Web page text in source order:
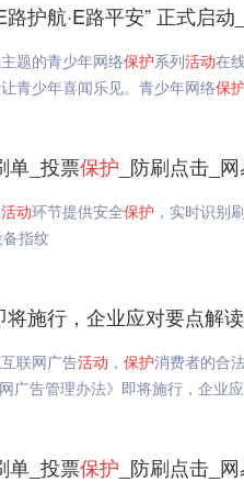
路护航·E路平安” 正式启
题的青少年网络保护系列活动在
青少年喜闻乐见。青少年网络保护
单_投票保护 _防刷点击_
活动环节提供安全保护 ，实时识别
指纹
将施行，企业应对要点解
联网广告活动 ， 保护消费者的合
广告管理办法》即将施行，企业
单_投票保护 _防刷点击_